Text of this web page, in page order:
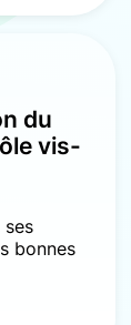
du
vis-
ses
bonnes